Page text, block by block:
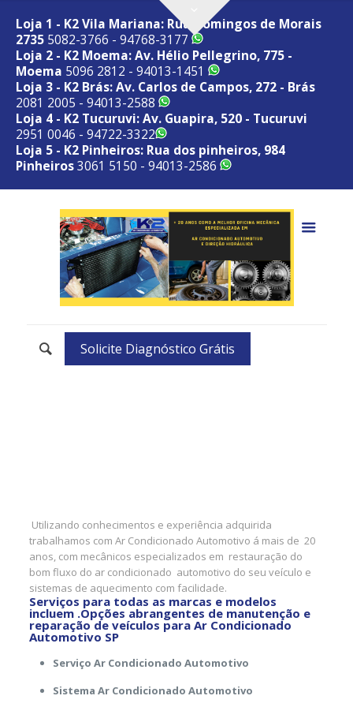
Loja 1 - K2 Vila Mariana: Rua Domingos de Morais
2735 5082-3766 - 94768-3177
Loja 2 - K2 Moema: Av. Hélio Pellegrino, 775 -
Moema 5096 2812 - 94013-1451
Loja 3 - K2 Brás: Av. Carlos de Campos, 272 - Brás
2081 2005 - 94013-2588
Loja 4 - K2 Tucuruvi: Av. Guapira, 520 - Tucuruvi
2951 0046 - 94722-3322
Loja 5 - K2 Pinheiros: Rua dos pinheiros, 984
Pinheiros3061 5150 - 94013-2586
Solicite Diagnóstico Grátis
Utilizando conhecimentos e experiência adquirida
trabalhamos com Ar Condicionado Automotivo á mais de 20
anos, com mecânicos especializados em restauração do
bom fluxo do ar condicionado automotivo do seu veículo e
sistemas de aquecimento com facilidade.
Serviços para todas as marcas e modelos
incluem .Opções abrangentes de manutenção e
reparação de veículos para Ar Condicionado
Automotivo SP
Serviço Ar Condicionado Automotivo
Sistema Ar Condicionado Automotivo